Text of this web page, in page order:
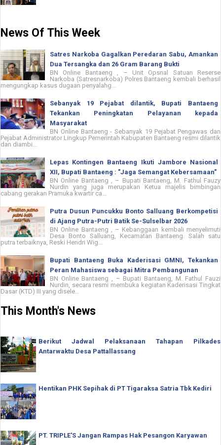
News Of This Week
Satres Narkoba Gagalkan Peredaran Sabu, Amankan
Dua Tersangka dan 26 Gram Barang Bukti
BN Online Bantaeng , – Unit Opsnal Satuan Reserse
Narkoba (Satresnarkoba) Polres Bantaeng kembali berhasil
mengungkap kasus dugaan penyalahg...
Sebanyak 19 Pejabat dilantik, Bupati Bantaeng
Tekankan Peningkatan Pelayanan kepada
Masyarakat
BN Online Bantaeng - Sebanyak 19 Pejabat Pengawas dan
Pejabat Administrator Lingkup Pemerintah Kabupaten Bantaeng resmi dilantik
dan diambi...
Lepas Kontingen Bantaeng Ikuti Jambore Nasional
XII, Bupati Bantaeng : "Jaga Semangat Kebersamaan"
BN Online Bantaeng , – Bupati Bantaeng, M. Fathul Fauzy
Nurdin yang juga merupakan Ketua majelis bimbingan
cabang gerakan Pramuka kwartir ca...
Putra Dusun Puncukku Bonto Salluang Berkompetisi
di Ajang Putra-Putri Batik Se-Sulselbar 2026
BN Online Bantaeng , – Kebanggaan kembali menyelimuti
Desa Bonto Salluang, Kecamatan Bantaeng. Salah satu
putra terbaiknya, Reski Hendri Wig...
Bupati Bantaeng Buka Kaderisasi GMNI, Tekankan
Peran Mahasiswa sebagai Mitra Pembangunan
BN Online Bantaeng , – Bupati Bantaeng, M. Fathul Fauzi
Nurdin, secara resmi membuka kegiatan Kaderisasi Tingkat
Dasar (KTD) III yang disele...
This Month's News
Berikut Jadwal Pelaksanaan Tahapan Pilkades
Antarwaktu Desa Pattallassang
Hentikan PHK Sepihak di PT Tigaraksa Satria Tbk Kediri
PT. TRIPLE'S Jangan Rampas Hak Pesangon Karyawan